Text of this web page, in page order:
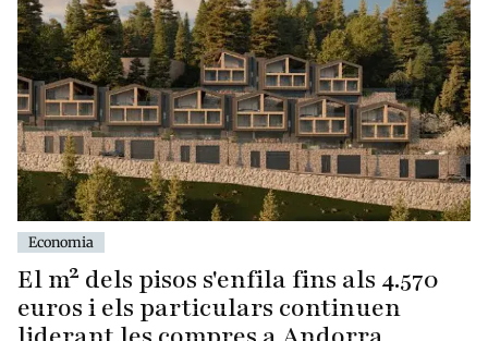
Economia
El m² dels pisos s'enfila fins als 4.570
euros i els particulars continuen